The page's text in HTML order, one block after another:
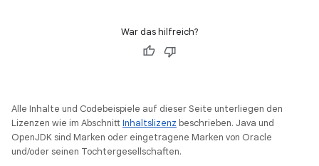
War das hilfreich?
Alle Inhalte und Codebeispiele auf dieser Seite unterliegen den
Lizenzen wie im AbschnittInhaltslizenz beschrieben. Java und
OpenJDK sind Marken oder eingetragene Marken von Oracle
und/oder seinen Tochtergesellschaften.